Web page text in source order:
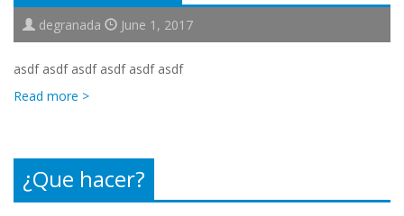
degranada June 1, 2017
asdf asdf asdf asdf asdf asdf
Read more >
¿Que hacer?